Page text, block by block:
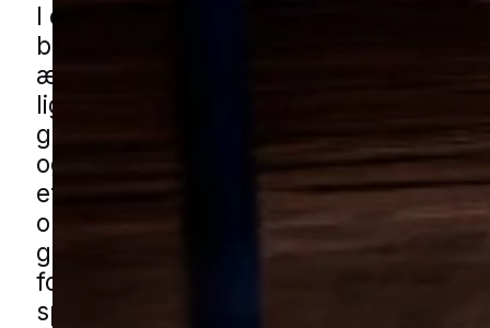
I en by som Køge ser man ofte
blandede boligområder med både nye
ældre huse, hvor carporte, haveskure
lignende småbygninger giver gode
gemmesteder. Også stille villaveje,
og grønne fællesarealer kan være
et bo først opdages, når der bliver
omkring det. Du kan få hvepsehjælp i
gennem vores lokale partnere.
formularen, så forbinder vi dig med
specialist.